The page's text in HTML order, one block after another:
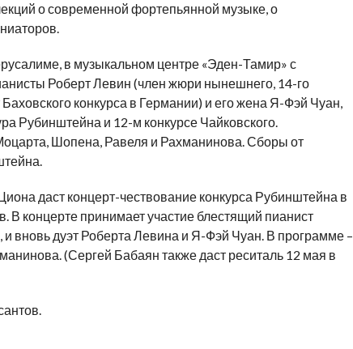
о современной фортепьянной музыке, о
в музыкальном центре «Эден-Тамир» с
Роберт Левин (член жюри нынешнего, 14-го
конкурса в Германии) и его жена Я-Фэй Чуан,
Рубинштейна и 12-м конкурсе Чайковского.
Шопена, Равеля и Рахманинова. Сборы от
даст концерт-чествование конкурса Рубинштейна в
В концерте принимает участие блестящий пианист
вновь дуэт Роберта Левина и Я-Фэй Чуан. В программе –
(Сергей Бабаян также даст реситаль 12 мая в